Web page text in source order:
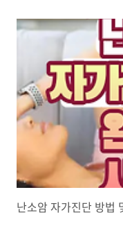
수 있음에도 불구하고 큰 불
부어 있는 것처럼 느껴져 검
막종 이는 난소 물혹중에서
증, 평소 아랫배 통증 등의
해야되는 경우 난소 물혹 중
난소암 자가진단 방법